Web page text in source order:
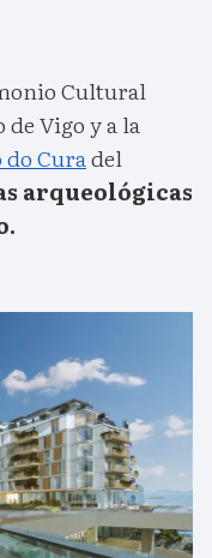
Cultural
de Vigo y a la
Curadel
arqueológicas